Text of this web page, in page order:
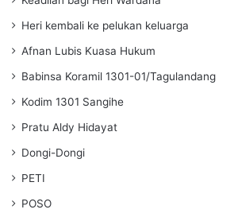
Heri kembali ke pelukan keluarga
Afnan Lubis Kuasa Hukum
Babinsa Koramil 1301-01/Tagulandang
Kodim 1301 Sangihe
Pratu Aldy Hidayat
Dongi-Dongi
PETI
POSO